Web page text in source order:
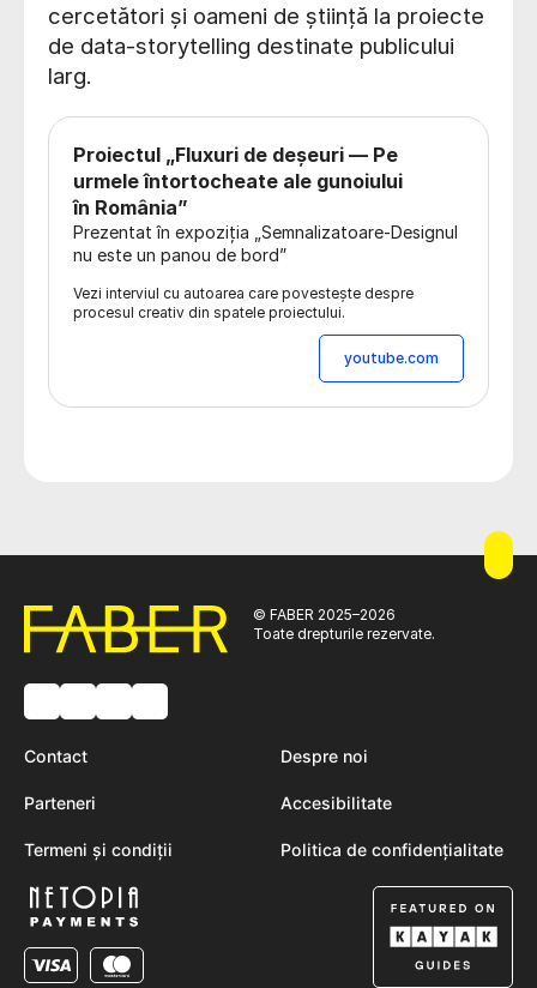
cercetători și oameni de știință la proiecte
de data-storytelling destinate publicului
larg.
Proiectul „Fluxuri de deșeuri — Pe
urmele întortocheate ale gunoiului
în România”
Prezentat în expoziția „Semnalizatoare-Designul
nu este un panou de bord”
Vezi interviul cu autoarea care povestește despre
procesul creativ din spatele proiectului.
youtube.com
© FABER 2025–2026
Toate drepturile rezervate.
Contact Despre noi
Parteneri Accesibilitate
Termeni și condiții Politica de confidențialitate